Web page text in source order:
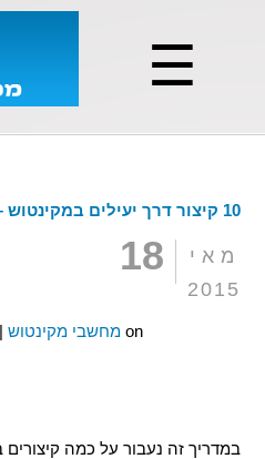
☰
10 קיצור דרך יעילים במקינטוש – מדריך בסיסי
מאי
2015
18
on מחשבי מקינטוש|
במדריך זה נעבור על כמה